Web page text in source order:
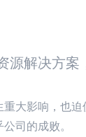
解决方
大影响，也
司的成败。